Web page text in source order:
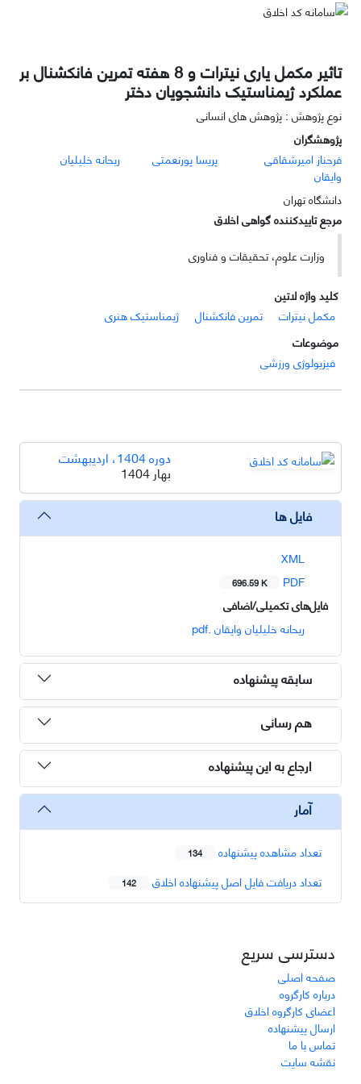
تاثیر مکمل یاری نیترات و 8 هفته تمرین فانکشنال بر
عملکرد ژیمناستیک دانشجویان دختر
نوع پژوهش : پژوهش های انسانی
پژوهشگران
فرحناز امیرشقاقی
پریسا پورنعمتی
ریحانه خلیلیان
وایقان
دانشگاه تهران
مرجع تاییدکننده گواهی اخلاق
وزارت علوم، تحقیقات و فناوری
کلید واژه لاتین
مکمل نیترات
تمرین فانکشنال
ژیمناستیک هنری
موضوعات
فیزیولوژی ورزشی
دوره 1404، اردیبهشت
بهار 1404
فایل ها
XML
PDF
696.59 K
فایل‌های تکمیلی/اضافی
ریحانه خلیلیان وایقان .pdf
سابقه پیشنهاده
هم رسانی
ارجاع به این پیشنهاده
آمار
تعداد مشاهده پیشنهاده 134
تعداد دریافت فایل اصل پیشنهاده اخلاق 142
دسترسی سریع
صفحه اصلی
درباره کارگروه
اعضای کارگروه اخلاق
ارسال پیشنهاده
تماس با ما
نقشه سایت